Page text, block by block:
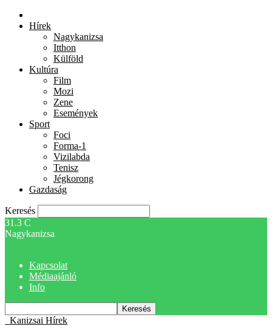
Hírek
Nagykanizsa
Itthon
Külföld
Kultúra
Film
Mozi
Zene
Események
Sport
Foci
Forma-1
Vizilabda
Tenisz
Jégkorong
Gazdaság
Keresés
31.3 C
Nagykanizsa
Kapcsolat
Médiaajánló
Info
Kanizsai Hírek